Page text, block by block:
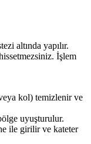
altında yapılır.
İşlem
kol) temizlenir ve
uyuşturulur.
ile girilir ve kateter